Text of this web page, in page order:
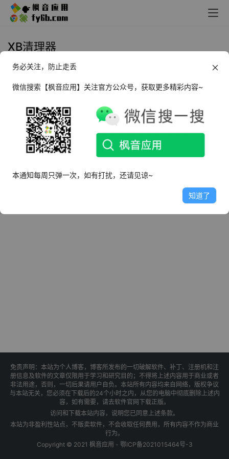
XB清理器
Android XB清理器_v0.9 新一代垃
圾清理大王
2024年9月19日
Android XB清理器_v0.9 高级版
免责声明：本站为个人博客，博客所发布的一切破解软件、补丁、注册机和注
册信息及软件的文章仅限用于学习和研究目的；不得将上述内容用于商业或者
非法用途，否则，一切后果请用户自负。本站所有内容均来自网络，版权争议
与本站无关，您必须在下载后的24个小时之内，从您的电脑中彻底删除上述内
容，如有需要，请去软件官网下载正版。
访问和下载本站内容，说明您已同意上述条款。
本站为非盈利性站点，不贩卖软件，不会收取任何费用，所有内容不作为商业
行为。
Copyright © 2021 枫音应用 - 鄂ICP备2021015464号-3
务必关注，防止走丢
微信搜索【枫音应用】关注官方公众号，获取更多精彩内容~
本通知每周只弹一次，如有打扰，还请见谅~
知道了